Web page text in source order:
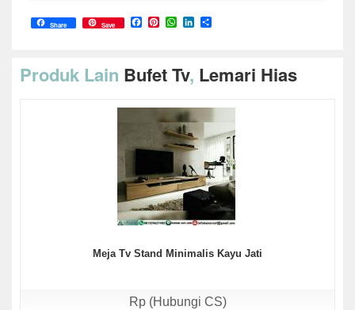
Share Save Facebook
Pinterest
WhatsApp
LinkedIn
Produk Lain Bufet Tv, Lemari Hias
Meja Tv Stand Minimalis Kayu Jati
Rp (Hubungi CS)